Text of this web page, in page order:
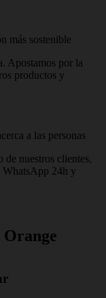
más sostenible
Apostamos por la
productos y
a las personas
de nuestros clientes,
WhatsApp 24h y
Orange